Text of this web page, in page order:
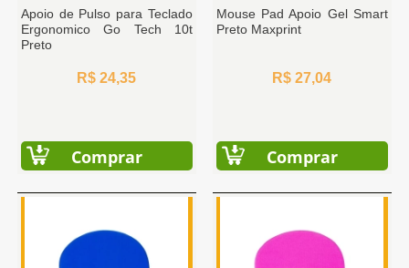
Apoio de Pulso para Teclado
Ergonomico Go Tech 10t
Preto
R$ 24,35
Comprar
Mouse Pad Apoio Gel Smart
Preto Maxprint
R$ 27,04
Comprar